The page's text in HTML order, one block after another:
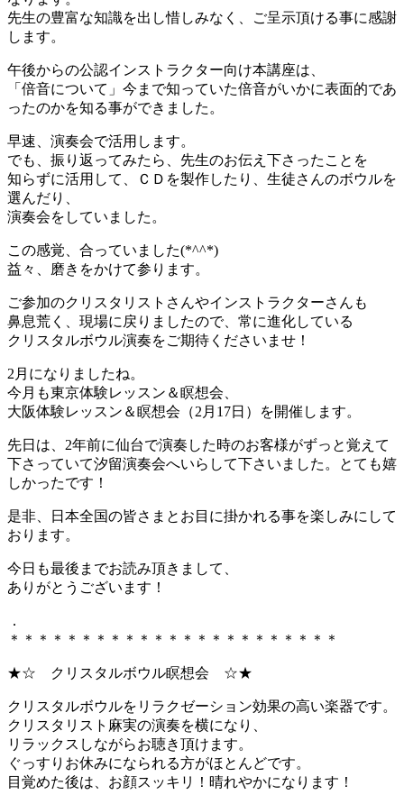
先生の豊富な知識を出し惜しみなく、ご呈示頂ける事に感謝
します。
午後からの公認インストラクター向け本講座は、
「倍音について」今まで知っていた倍音がいかに表面的であ
ったのかを知る事ができました。
早速、演奏会で活用します。
でも、振り返ってみたら、先生のお伝え下さったことを
知らずに活用して、ＣＤを製作したり、生徒さんのボウルを
選んだり、
演奏会をしていました。
この感覚、合っていました(*^^*)
益々、磨きをかけて参ります。
ご参加のクリスタリストさんやインストラクターさんも
鼻息荒く、現場に戻りましたので、常に進化している
クリスタルボウル演奏をご期待くださいませ！
2月になりましたね。
今月も東京体験レッスン＆瞑想会、
大阪体験レッスン＆瞑想会（2月17日）を開催します。
先日は、2年前に仙台で演奏した時のお客様がずっと覚えて
下さっていて汐留演奏会へいらして下さいました。とても嬉
しかったです！
是非、日本全国の皆さまとお目に掛かれる事を楽しみにして
おります。
今日も最後までお読み頂きまして、
ありがとうございます！
．
＊＊＊＊＊＊＊＊＊＊＊＊＊＊＊＊＊＊＊＊＊＊＊
★☆ クリスタルボウル瞑想会 ☆★
クリスタルボウルをリラクゼーション効果の高い楽器です。
クリスタリスト麻実の演奏を横になり、
リラックスしながらお聴き頂けます。
ぐっすりお休みになられる方がほとんどです。
目覚めた後は、お顔スッキリ！晴れやかになります！